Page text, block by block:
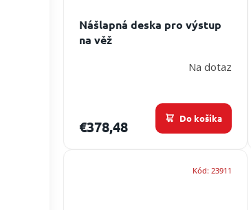
Nášlapná deska pro výstup
na věž
Na dotaz
€378,48 Do košíka
Kód: 23911